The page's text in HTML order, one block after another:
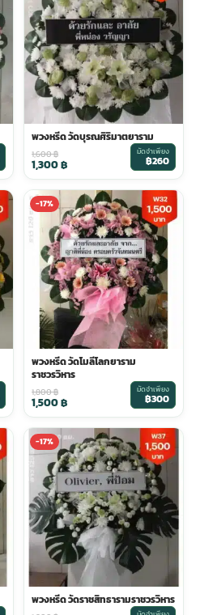
พวงหรีด วัดบุรณศิริมาตยาราม
1,600฿
1,300฿
มัดจำเพียง
฿260
-17%
พวงหรีด วัดโมลีโลกยาราม
ราชวรวิหาร
1,800฿
1,500฿
มัดจำเพียง
฿300
-17%
พวงหรีด วัดราชสิทธารามราชวรวิหาร